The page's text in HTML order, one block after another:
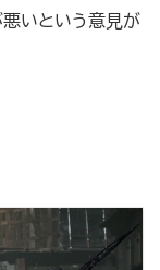
悪いという意見が